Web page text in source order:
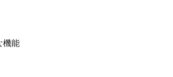
機能